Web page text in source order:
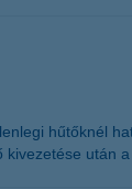
hűtőknél
után